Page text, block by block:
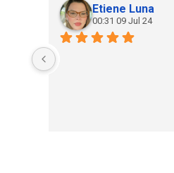
Etiene Luna
00:31 09 Jul 24